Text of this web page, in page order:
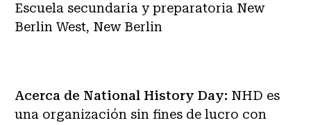
Escuela secundaria y preparatoria New
Berlin West, New Berlin
Acerca de National History Day: NHD es
una organización sin fines de lucro con